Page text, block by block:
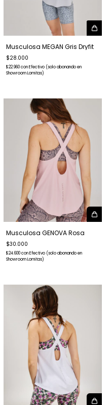
Musculosa MEGAN Gris Dryfit
$28.000
$22.960conEfectivo (solo abonando en
Showroom Lomitas)
Musculosa GENOVA Rosa
$30.000
$24.600conEfectivo (solo abonando en
Showroom Lomitas)